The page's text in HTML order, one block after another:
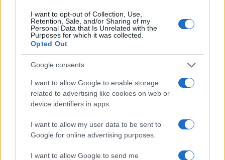
I want to opt-out of Collection, Use,
Retention, Sale, and/or Sharing of my
Personal Data that Is Unrelated with the
Purposes for which it was collected.
Opted Out
Google consents
I want to allow Google to enable storage
related to advertising like cookies on web or
device identifiers in apps.
I want to allow my user data to be sent to
Google for online advertising purposes.
I want to allow Google to send me
Σχόλια
Νέο βίντεο με τον
φουντώνουν οι φήμες για
το αν βρίσκεται στη ζωή
Μετέτρεψαν το
ελικοδρόμιο –
το ελικόπτερο τους